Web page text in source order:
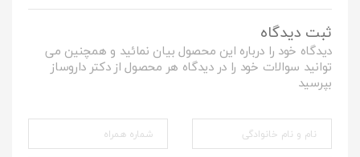
ثبت دیدگاه
دیدگاه خود را درباره این محصول بیان نمائید و همچنین می
توانید سوالات خود را در دیدگاه هر محصول از دکتر داروساز
بپرسید